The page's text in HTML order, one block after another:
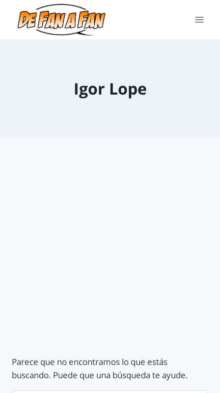
Igor Lope
Parece que no encontramos lo que estás
buscando. Puede que una búsqueda te ayude.